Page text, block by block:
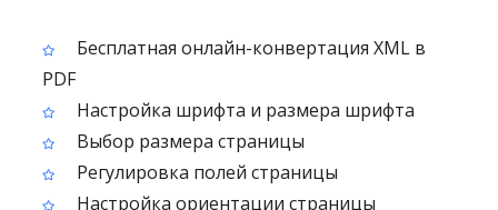
Бесплатная онлайн-конвертация XML в
PDF
Настройка шрифта и размера шрифта
Выбор размера страницы
Регулировка полей страницы
Настройка ориентации страницы